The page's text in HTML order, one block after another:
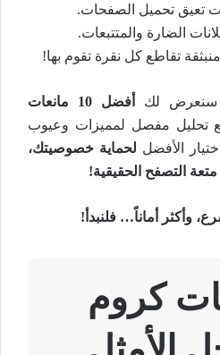
تعيق تحميل الصفحات.
الضارة والمتتبعات.
تقاطع كل نقرة تقوم بها!
سنعرض لك
أفضل 10 مانعات
تحليل مفصل لمميزات وعيوب
الأفضل لحماية خصوصيتك،
التصفح الحقيقية!
وأكثر أماناً… فلنبدأ!
كروم